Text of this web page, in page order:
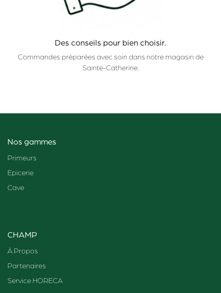
Des conseils pour bien choisir.
Commandes préparées avec soin dans notre magasin de
Sainte-Catherine.
Nos gammes
Primeurs
Epicerie
Cave
CHAMP
À Propos
Partenaires
Service HORECA